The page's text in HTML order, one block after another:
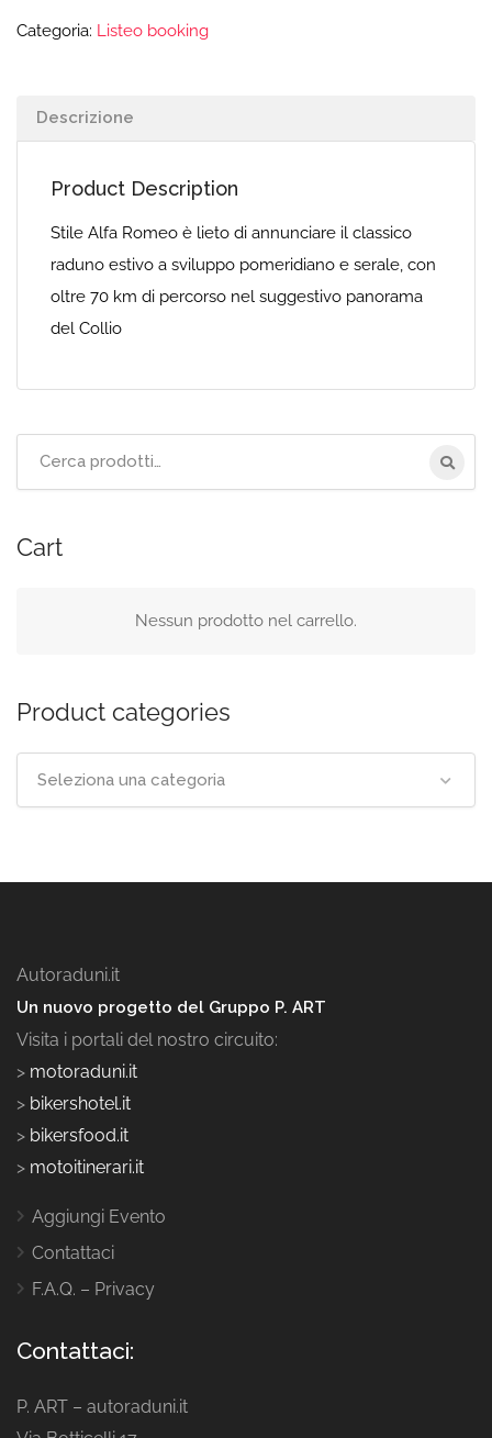
Categoria: Listeo booking
Descrizione
Product Description
Stile Alfa Romeo è lieto di annunciare il classico
raduno estivo a sviluppo pomeridiano e serale, con
oltre 70 km di percorso nel suggestivo panorama
del Collio
Cart
Nessun prodotto nel carrello.
Product categories
Seleziona una categoria
Autoraduni.it
Un nuovo progetto del Gruppo P. ART
Visita i portali del nostro circuito:
> motoraduni.it
> bikershotel.it
> bikersfood.it
> motoitinerari.it
Aggiungi Evento
Contattaci
F.A.Q. – Privacy
Contattaci:
P. ART – autoraduni.it